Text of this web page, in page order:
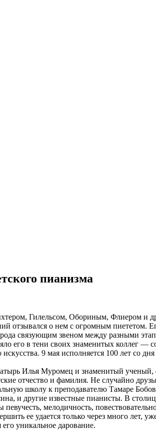
пианизма
Гилельсом, Обориным, Флиером и
о нем с огромным пиететом.
связующим звеном между разными
его в тени своих знаменитых коллег —
9 мая исполняется 100 лет со
Илья Муромец и знаменитый
отчество и фамилия. Не случайно
школу к преподавателю Тамаре
и другие известные пианисты. В
мелодичность,
ее удается только через много лет,
уникальное дарование.